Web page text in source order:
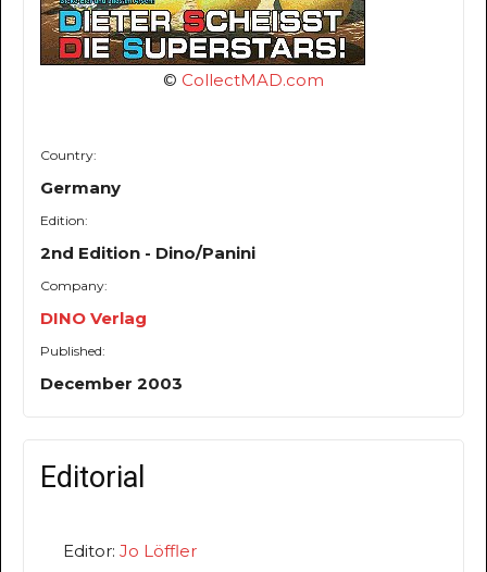
© CollectMAD.com
Country:
Germany
Edition:
2nd Edition - Dino/Panini
Company:
DINO Verlag
Published:
December 2003
Editorial
Editor: Jo Löffler